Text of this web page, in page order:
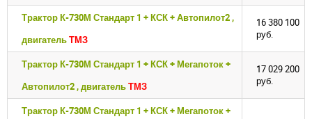
Трактор К-730М Стандарт 1 + КСК + Автопилот2 ,
двигательТМЗ
16 380 100
руб.
Трактор К-730М Стандарт 1 + КСК + Мегапоток +
Автопилот2 , двигательТМЗ
17 029 200
руб.
Трактор К-730М Стандарт 1 + КСК + Мегапоток +